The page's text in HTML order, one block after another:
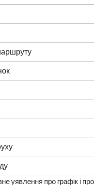
уявлення про графік і